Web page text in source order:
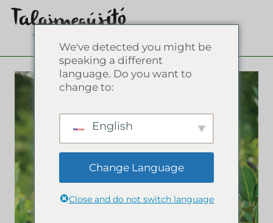
We've detected you might be
speaking a different
language. Do you want to
change to:
English
Change Language
Close and do not switch language